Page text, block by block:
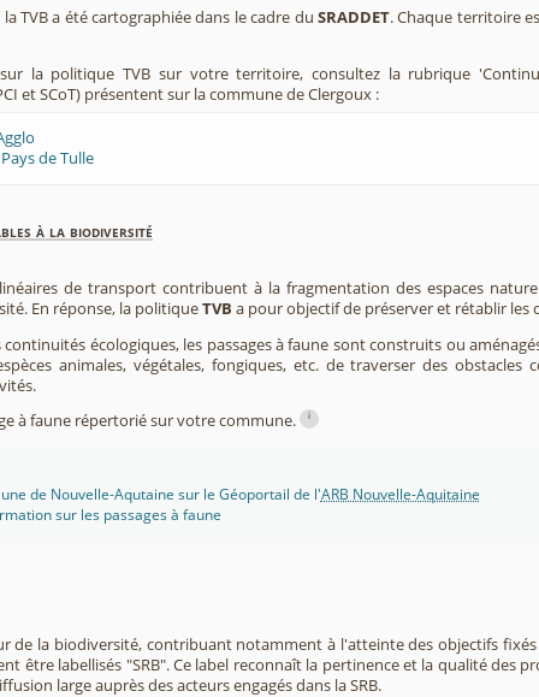
TVB a été cartographiée dans le cadre du SRADDET. Chaque territoire
la politique TVB sur votre territoire, consultez la rubrique
et SCoT) présentent sur la commune de Clergoux :
de Tulle
à la biodiversité
de transport contribuent à la fragmentation des espaces
En réponse, la politiqueTVB a pour objectif de préserver et rétablir les
écologiques, les passages à faune sont construits ou
animales, végétales, fongiques, etc. de traverser des
à faune répertorié sur votre commune.
i
de Nouvelle-Aqutaine sur le Géoportail de l'ARB Nouvelle-Aquitaine
sur les passages à faune
de la biodiversité, contribuant notamment à l'atteinte des objectifs fixés
être labellisés "SRB". Ce label reconnaît la pertinence et la qualité des
large auprès des acteurs engagés dans la SRB.